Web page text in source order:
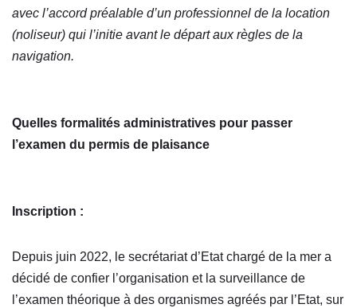
avec l’accord préalable d’un professionnel de la location
(noliseur) qui l’initie avant le départ aux règles de la
navigation.
Quelles formalités administratives pour passer
l’examen du permis de plaisance
Inscription :
Depuis juin 2022, le secrétariat d’Etat chargé de la mer a
décidé de confier l’organisation et la surveillance de
l’examen théorique à des organismes agréés par l’Etat, sur